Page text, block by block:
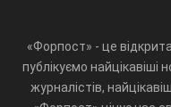
«Форпост» - це
публікуємо найцікавіші
журналістів,